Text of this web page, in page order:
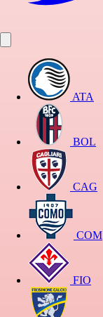
ATA
BOL
CAG
COM
FIO